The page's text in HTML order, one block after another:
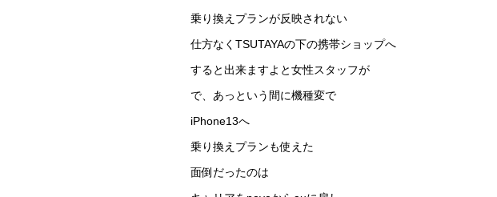
乗り換えプランが反映されない
仕方なくTSUTAYAの下の携帯ショップへ
すると出来ますよと女性スタッフが
で、あっという間に機種変で
iPhone13へ
乗り換えプランも使えた
面倒だったのは